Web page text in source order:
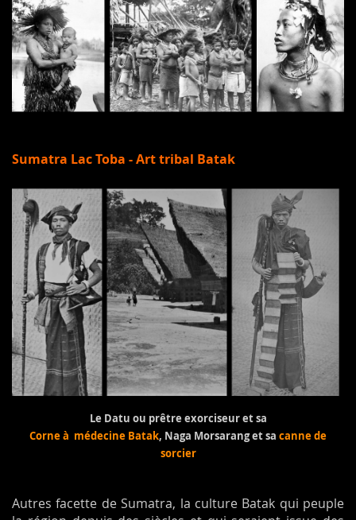
Sumatra Lac Toba - Art tribal Batak
Le Datu ou prêtre exorciseur et sa
Corne à médecine Batak, Naga Morsarang et sa canne de
sorcier
Autres facette de Sumatra, la culture Batak qui peuple